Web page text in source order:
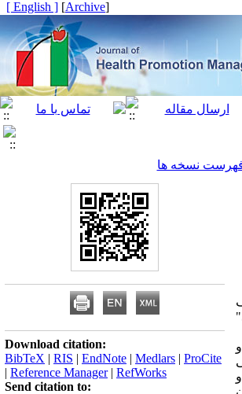
[
Archive
]
[ English ]
نسخه ها
و
Download citation:
BibTeX | RIS | EndNote | Medlars | ProCite
| Reference Manager| RefWorks
Send citation to: